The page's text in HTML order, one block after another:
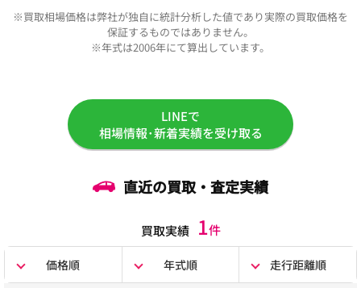
※買取相場価格は弊社が独自に統計分析した値であり実際の買取価格を
保証するものではありません。
※年式は2006年にて算出しています。
LINEで
相場情報･新着実績を受け取る
直近の買取・査定実績
買取実績 1件
価格順 年式順 走行距離順